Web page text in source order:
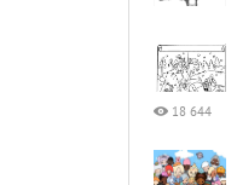
18 644